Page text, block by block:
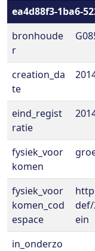
ea4d88f3-1ba6-
bronhoude
r
creation_da
te
eind_regist
ratie
fysiek_voor
komen
fysiek_voor
komen_cod
espace
def/
ein
in_onderzo